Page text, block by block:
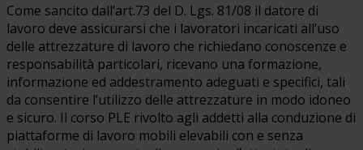
Come sancito dall’art.73 del D. Lgs. 81/08 il datore di
lavoro deve assicurarsi che i lavoratori incaricati all’uso
delle attrezzature di lavoro che richiedano conoscenze e
responsabilità particolari, ricevano una formazione,
informazione ed addestramento adeguati e specifici, tali
da consentire l’utilizzo delle attrezzature in modo idoneo
e sicuro. Il corso PLE rivolto agli addetti alla conduzione di
piattaforme di lavoro mobili elevabili con e senza